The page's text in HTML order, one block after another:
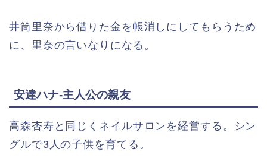
井筒里奈から借りた金を帳消しにしてもらうため
に、里奈の言いなりになる。
安達ハナ-主人公の親友
高森杏寿と同じくネイルサロンを経営する。シン
グルで3人の子供を育てる。